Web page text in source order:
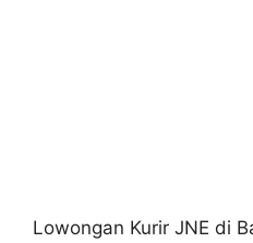
Lowongan Kurir JNE di